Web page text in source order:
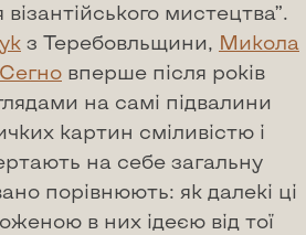
мистецтва”.
з Теребовльщини, Микола
вперше після років
на самі підвалини
картин сміливістю і
на себе загальну
порівнюють: як далекі ці
в них ідеєю від тої